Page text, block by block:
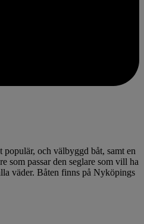
och välbyggd båt, samt en
som passar den seglare som vill ha
väder. Båten finns på Nyköpings